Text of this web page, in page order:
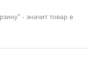
- значит товар в